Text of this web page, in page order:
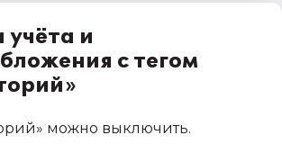
учёта и
с тегом
можно выключить.